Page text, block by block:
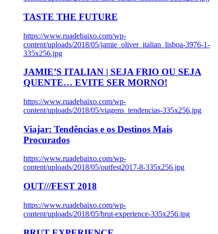
TASTE THE FUTURE
https://www.ruadebaixo.com/wp-
content/uploads/2018/05/jamie_oliver_italian_lisboa-3976-1-
335x256.jpg
JAMIE’S ITALIAN | SEJA FRIO OU SEJA
QUENTE… EVITE SER MORNO!
https://www.ruadebaixo.com/wp-
content/uploads/2018/05/viagens_tendencias-335x256.jpg
Viajar: Tendências e os Destinos Mais
Procurados
https://www.ruadebaixo.com/wp-
content/uploads/2018/05/outfest2017-8-335x256.jpg
OUT///FEST 2018
https://www.ruadebaixo.com/wp-
content/uploads/2018/05/brut-experience-335x256.jpg